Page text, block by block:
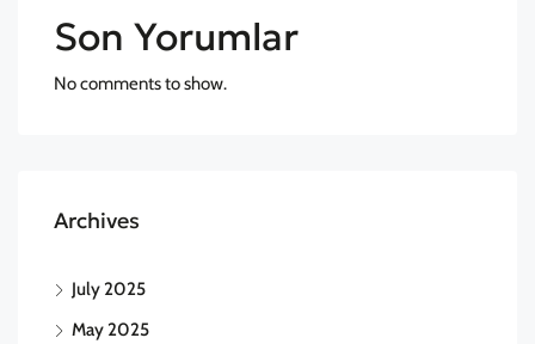
Son Yorumlar
No comments to show.
Archives
July 2025
May 2025